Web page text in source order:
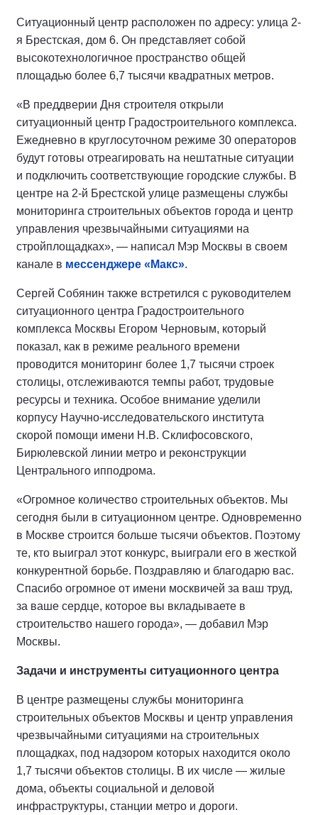
Ситуационный центр расположен по адресу: улица 2-
я Брестская, дом 6. Он представляет собой
высокотехнологичное пространство общей
площадью более 6,7 тысячи квадратных метров.
«В преддверии Дня строителя открыли
ситуационный центр Градостроительного комплекса.
Ежедневно в круглосуточном режиме 30 операторов
будут готовы отреагировать на нештатные ситуации
и подключить соответствующие городские службы. В
центре на 2-й Брестской улице размещены службы
мониторинга строительных объектов города и центр
управления чрезвычайными ситуациями на
стройплощадках», — написал Мэр Москвы в своем
канале в мессенджере «Макс».
Сергей Собянин также встретился с руководителем
ситуационного центра Градостроительного
комплекса Москвы Егором Черновым, который
показал, как в режиме реального времени
проводится мониторинг более 1,7 тысячи строек
столицы, отслеживаются темпы работ, трудовые
ресурсы и техника. Особое внимание уделили
корпусу Научно-исследовательского института
скорой помощи имени Н.В. Склифосовского,
Бирюлевской линии метро и реконструкции
Центрального ипподрома.
«Огромное количество строительных объектов. Мы
сегодня были в ситуационном центре. Одновременно
в Москве строится больше тысячи объектов. Поэтому
те, кто выиграл этот конкурс, выиграли его в жесткой
конкурентной борьбе. Поздравляю и благодарю вас.
Спасибо огромное от имени москвичей за ваш труд,
за ваше сердце, которое вы вкладываете в
строительство нашего города», — добавил Мэр
Москвы.
Задачи и инструменты ситуационного центра
В центре размещены службы мониторинга
строительных объектов Москвы и центр управления
чрезвычайными ситуациями на строительных
площадках, под надзором которых находится около
1,7 тысячи объектов столицы. В их числе — жилые
дома, объекты социальной и деловой
инфраструктуры, станции метро и дороги.